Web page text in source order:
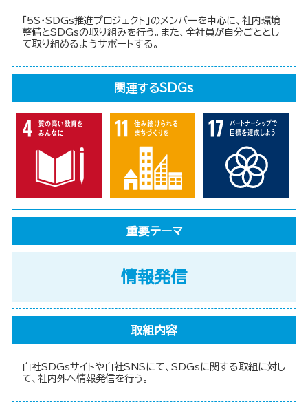
「5S・SDGs推進プロジェクト」のメンバーを中心に、社内環境
整備とSDGsの取り組みを行う。また、全社員が自分ごととし
て取り組めるようサポートする。
関連するSDGs
重要テーマ
情報発信
取組内容
自社SDGsサイトや自社SNSにて、SDGsに関する取組に対し
て、社内外へ情報発信を行う。